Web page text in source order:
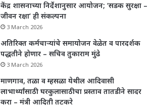
केंद्र शासनाच्या निर्देशानुसार आयोजन; ‘सडक सुरक्षा –
जीवन रक्षा’ ही संकल्पना
3 March 2026
अतिरिक्त कर्मचाऱ्यांचे समायोजन वेळेत व पारदर्शक
पद्धतीने होणार – सचिव तुकाराम मुंढे
3 March 2026
माणगाव, तळा व म्हसळा येथील आदिवासी
लाभार्थ्यांसाठी घरकुलासाठीचा प्रस्ताव तातडीने सादर
करा – मंत्री आदिती तटकरे